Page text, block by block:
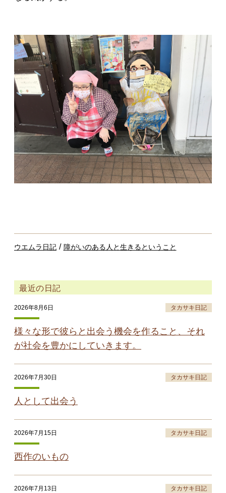
ウエムラ日記 / 障がいのある人と生きるということ
最近の日記
2026年8月6日 タカサキ日記
様々な形で彼らと出会う機会を作ること、それ
が社会を豊かにしていきます。
2026年7月30日 タカサキ日記
人として出会う
2026年7月15日 タカサキ日記
西作のいもの
2026年7月13日 タカサキ日記